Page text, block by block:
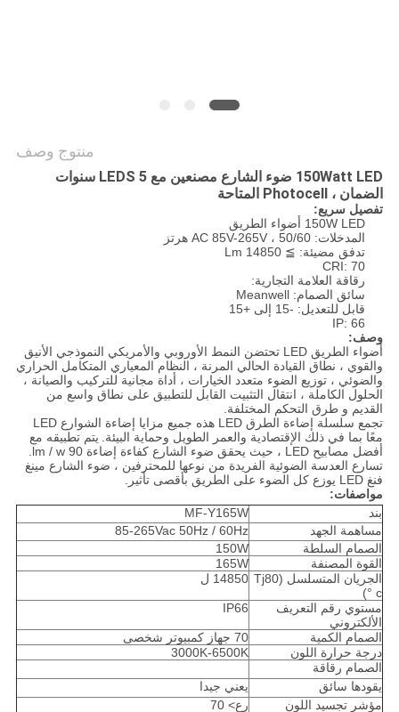
منتوج وصف
150Watt LED ضوء الشارع مصنعين مع LEDS 5 سنوات
الضمان ، Photocell المتاحة
تفصيل سريع:
150W LED أضواء الطريق
المدخلات: AC 85V-265V ، 50/60 هرتز
تدفق مضيئة: ≧ 14850 Lm
CRI: 70
رقاقة العلامة التجارية:
سائق الصمام: Meanwell
قابل للتعديل: -15 إلى +15
IP: 66
وصف:
أضواء الطريق LED تحتضن النمط الأوروبي والأمريكي النموذجي الأنيق
والقوي ، نطاق القيادة الحالي المرنة ، النظام المعياري المتكامل الحراري
والضوئي ، توزيع الضوء متعدد الخيارات ، أداة مجانية للتركيب والصيانة ،
الحلول الكاملة ، انتقال التثبيت القابل للتطبيق على نطاق واسع من
القديم و طرق التحكم المختلفة.
تجمع سلسلة إضاءة الطرق LED هذه جميع مزايا إضاءة الشوارع LED
معًا بما في ذلك الإقتصادية والعمر الطويل وحماية البيئة. يتم تطبيقه مع
أفضل مصابيح LED ، حيث يحقق ضوء الشارع كفاءة إضاءة 90 lm / w.
تسارع العدسة الضوئية الفريدة من نوعها للمحترفين ، ضوء الشارع مينغ
فنغ LED يوزع كل الضوء على الطريق بأقصى تأثير.
مواصفات:
بند
MF-Y165W
مساهمة الجهد
85-265Vac 50Hz / 60Hz
الصمام السلطة
150W
القوة المصنفة
165W
الجريان المتسلسل (Tj80
° c)
14850 ل
مستوي رقم التعريف
الألكتروني
IP66
الصمام الكمية
70 جهاز كمبيوتر شخصى
درجة حرارة اللون
3000K-6500K
الصمام رقاقة
يقودها سائق
يعني جيدا
مؤشر تجسيد اللون
رع> 70